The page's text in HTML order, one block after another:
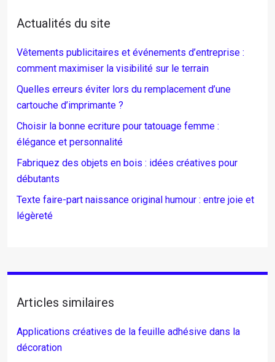
Actualités du site
Vêtements publicitaires et événements d’entreprise :
comment maximiser la visibilité sur le terrain
Quelles erreurs éviter lors du remplacement d’une
cartouche d’imprimante ?
Choisir la bonne ecriture pour tatouage femme :
élégance et personnalité
Fabriquez des objets en bois : idées créatives pour
débutants
Texte faire-part naissance original humour : entre joie et
légèreté
Articles similaires
Applications créatives de la feuille adhésive dans la
décoration